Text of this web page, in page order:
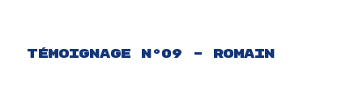
Témoignage N°09 – Romain